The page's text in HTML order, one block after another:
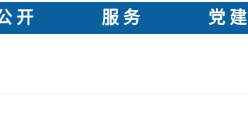
开 服 务 党 建